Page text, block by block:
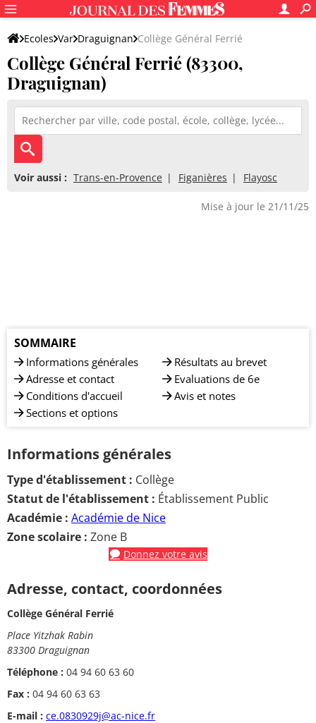
Ecoles Var Draguignan Collège Général Ferrié
Collège Général Ferrié (83300,
Draguignan)
Voir aussi : Trans-en-Provence Figanières Flayosc
Mise à jour le 21/11/25
SOMMAIRE
Informations générales
Adresse et contact
Conditions d'accueil
Sections et options
Résultats au brevet
Evaluations de 6e
Avis et notes
Informations générales
Type d'établissement : Collège
Statut de l'établissement : Établissement Public
Académie : Académie de Nice
Zone scolaire : Zone B
Donnez votre avis
Adresse, contact, coordonnées
Collège Général Ferrié
Place Yitzhak Rabin
83300 Draguignan
Téléphone : 04 94 60 63 60
Fax : 04 94 60 63 63
E-mail : ce.0830929j@ac-nice.fr